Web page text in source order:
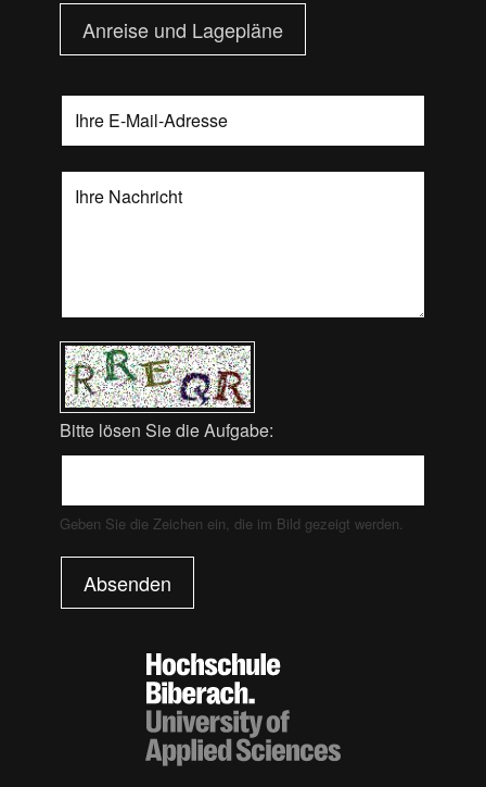
Anreise und Lagepläne
Bitte lösen Sie die Aufgabe:
Geben Sie die Zeichen ein, die im Bild gezeigt werden.
Absenden